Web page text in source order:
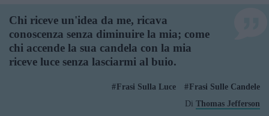
Chi riceve un'idea da me, ricava
conoscenza senza diminuire la mia; come
chi accende la sua candela con la mia
riceve luce senza lasciarmi al buio.
Frasi Sulla Luce
Frasi Sulle Candele
Di Thomas Jefferson